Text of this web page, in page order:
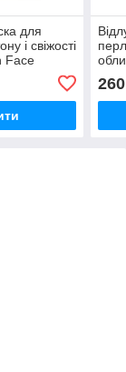
для
і свіжості
Face
260